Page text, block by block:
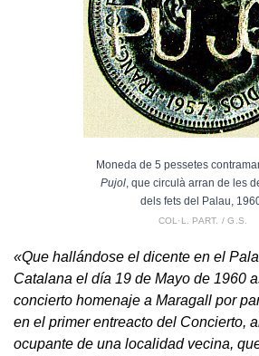
Moneda de 5 pessetes
Pujol , que circulà arran de les
dels fets del Palau,
COL·L. PART. / G.S.
«Que hallándose el dicente en el
Catalana el día 19 de Mayo de 1960
concierto homenaje a Maragall por
en el primer entreacto del Concierto,
ocupante de una localidad vecina,